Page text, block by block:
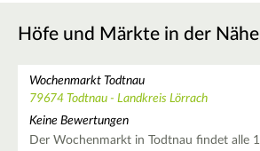
Höfe und Märkte in der Nähe
Wochenmarkt Todtnau
79674 Todtnau - Landkreis Lörrach
Keine Bewertungen
Der Wochenmarkt in Todtnau findet alle